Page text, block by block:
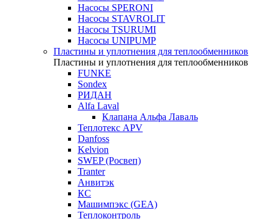
Насосы SPERONI
Насосы STAVROLIT
Насосы TSURUMI
Насосы UNIPUMP
Пластины и уплотнения для теплообменников
Пластины и уплотнения для теплообменников
FUNKE
Sondex
РИДАН
Alfa Laval
Клапана Альфа Лаваль
Теплотекс APV
Danfoss
Kelvion
SWEP (Росвеп)
Tranter
Анвитэк
КС
Машимпэкс (GEA)
Теплоконтроль